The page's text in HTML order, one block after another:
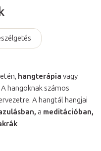
hangterápia vagy
hangoknak számos
A hangtál hangjai
a meditációban,